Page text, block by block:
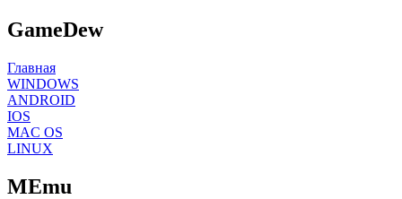
GameDew
Главная
WINDOWS
ANDROID
IOS
MAC OS
LINUX
MEmu